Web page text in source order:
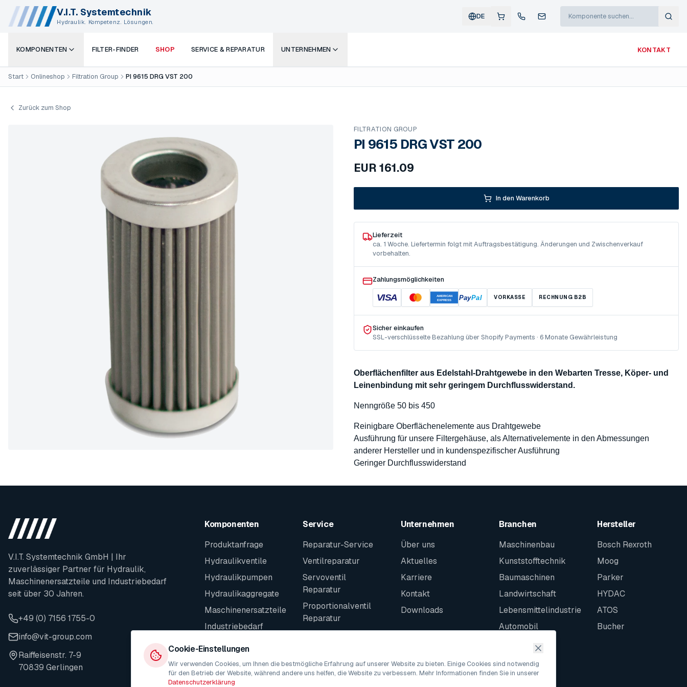
V.I.T. Systemtechnik
Hydraulik. Kompetenz. Lösungen.
DE
KOMPONENTEN FILTER-FINDER SHOP SERVICE & REPARATUR UNTERNEHMEN KONTAKT
Start Onlineshop Filtration Group PI 9615 DRG VST 200
Zurück zum Shop
FILTRATION GROUP
PI 9615 DRG VST 200
EUR 161.09
In den Warenkorb
Lieferzeit
ca. 1 Woche. Liefertermin folgt mit Auftragsbestätigung. Änderungen und Zwischenverkauf
vorbehalten.
Zahlungsmöglichkeiten
VISA
AMERICAN
EXPRESS
PayPal VORKASSE RECHNUNG B2B
Sicher einkaufen
SSL-verschlüsselte Bezahlung über Shopify Payments · 6 Monate Gewährleistung
Oberflächenfilter aus Edelstahl-Drahtgewebe in den Webarten Tresse, Köper- und
Leinenbindung mit sehr geringem Durchflusswiderstand.
Nenngröße 50 bis 450
Reinigbare Oberflächenelemente aus Drahtgewebe
Ausführung für unsere Filtergehäuse, als Alternativelemente in den Abmessungen
anderer Hersteller und in kundenspezifischer Ausführung
Geringer Durchflusswiderstand
V.I.T. Systemtechnik GmbH | Ihr
zuverlässiger Partner für Hydraulik,
Maschinenersatzteile und Industriebedarf
seit über 30 Jahren.
+49 (0) 7156 1755-0
info@vit-group.com
Raiffeisenstr. 7-9
70839 Gerlingen
Komponenten
Produktanfrage
Hydraulikventile
Hydraulikpumpen
Hydraulikaggregate
Maschinenersatzteile
Industriebedarf
Service
Reparatur-Service
Ventilreparatur
Servoventil
Reparatur
Proportionalventil
Reparatur
Unternehmen
Über uns
Aktuelles
Karriere
Kontakt
Downloads
Branchen
Maschinenbau
Kunststofftechnik
Baumaschinen
Landwirtschaft
Lebensmittelindustrie
Automobil
Intralogistik
Hersteller
Bosch Rexroth
Moog
Parker
HYDAC
ATOS
Bucher
Cookie-Einstellungen
Wir verwenden Cookies, um Ihnen die bestmögliche Erfahrung auf unserer Website zu bieten. Einige Cookies sind notwendig
für den Betrieb der Website, während andere uns helfen, die Website zu verbessern. Mehr Informationen finden Sie in unserer
Datenschutzerklärung